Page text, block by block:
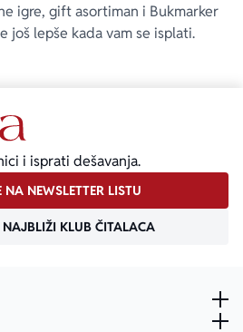
igre, gift asortiman i Bukmarker
još lepše kada vam se isplati.
i isprati dešavanja.
NA NEWSLETTER LISTU
KLUB ČITALACA